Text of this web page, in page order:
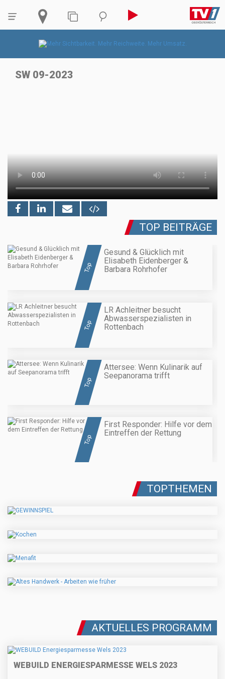
SW 09-2023
TOP BEITRÄGE
Top
Gesund & Glücklich mit
Elisabeth Eidenberger &
Barbara Rohrhofer
Top
LR Achleitner besucht
Abwasserspezialisten in
Rottenbach
Top
Attersee: Wenn Kulinarik auf
Seepanorama trifft
Top
First Responder: Hilfe vor dem
Eintreffen der Rettung
TOPTHEMEN
AKTUELLES PROGRAMM
WEBUILD ENERGIESPARMESSE WELS 2023